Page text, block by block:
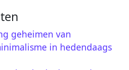
geheimen van
in hedendaags